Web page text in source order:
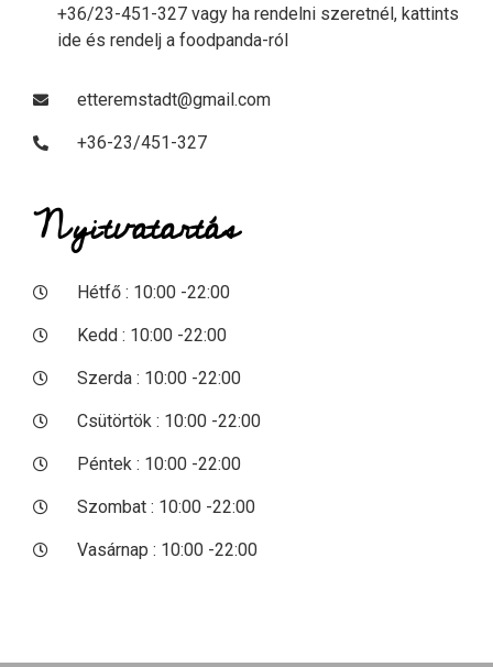
+36/23-451-327 vagy ha rendelni szeretnél, kattints
ide és rendelj a foodpanda-ról
etteremstadt@gmail.com
+36-23/451-327
Nyitvatartás
Hétfő : 10:00 -22:00
Kedd : 10:00 -22:00
Szerda : 10:00 -22:00
Csütörtök : 10:00 -22:00
Péntek : 10:00 -22:00
Szombat : 10:00 -22:00
Vasárnap : 10:00 -22:00